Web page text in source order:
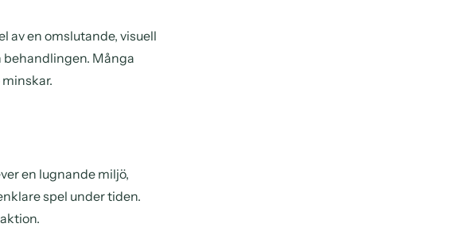
av en omslutande, visuell
Många
en lugnande miljö,
spel under tiden.